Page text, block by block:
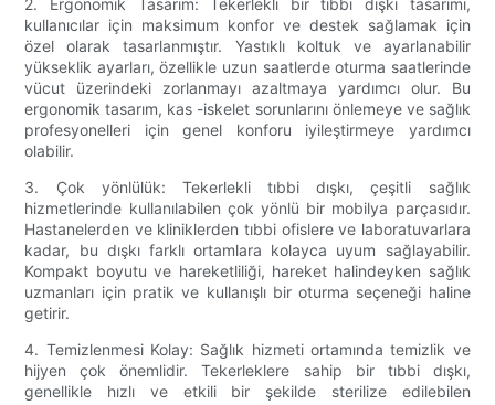
2. Ergonomik Tasarım: Tekerlekli bir tıbbi dışkı tasarımı,
kullanıcılar için maksimum konfor ve destek sağlamak için
özel olarak tasarlanmıştır. Yastıklı koltuk ve ayarlanabilir
yükseklik ayarları, özellikle uzun saatlerde oturma saatlerinde
vücut üzerindeki zorlanmayı azaltmaya yardımcı olur. Bu
ergonomik tasarım, kas -iskelet sorunlarını önlemeye ve sağlık
profesyonelleri için genel konforu iyileştirmeye yardımcı
olabilir.
3. Çok yönlülük: Tekerlekli tıbbi dışkı, çeşitli sağlık
hizmetlerinde kullanılabilen çok yönlü bir mobilya parçasıdır.
Hastanelerden ve kliniklerden tıbbi ofislere ve laboratuvarlara
kadar, bu dışkı farklı ortamlara kolayca uyum sağlayabilir.
Kompakt boyutu ve hareketliliği, hareket halindeyken sağlık
uzmanları için pratik ve kullanışlı bir oturma seçeneği haline
getirir.
4. Temizlenmesi Kolay: Sağlık hizmeti ortamında temizlik ve
hijyen çok önemlidir. Tekerleklere sahip bir tıbbi dışkı,
genellikle hızlı ve etkili bir şekilde sterilize edilebilen